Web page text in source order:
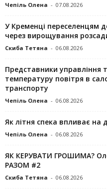
Чепіль Олена - 07.08.2026
У Кременці переселенцям
через вирощування
Скиба Тетяна - 06.08.2026
Представники управління
температуру повітря в
транспорту
Чепіль Олена - 06.08.2026
Як літня спека впливає на
Чепіль Олена - 06.08.2026
ЯК КЕРУВАТИ ГРОШИМА?
РАЗОМ #2
Скиба Тетяна - 06.08.2026